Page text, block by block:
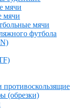
мячи
мячи
мячи
футбола
противоскользящие
(обрезки)